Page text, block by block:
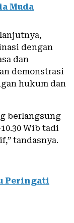
Muda
dengan
dan
demonstrasi
hukum dan
berlangsung
Wib tadi
tandasnya.
Peringati